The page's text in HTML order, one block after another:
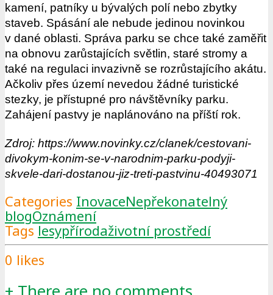
kamení, patníky u bývalých polí nebo zbytky
staveb. Spásání ale nebude jedinou novinkou
v dané oblasti. Správa parku se chce také zaměřit
na obnovu zarůstajících světlin, staré stromy a
také na regulaci invazivně se rozrůstajícího akátu.
Ačkoliv přes území nevedou žádné turistické
stezky, je přístupné pro návštěvníky parku.
Zahájení pastvy je naplánováno na příští rok.
Zdroj: https://www.novinky.cz/clanek/cestovani-
divokym-konim-se-v-narodnim-parku-podyji-
skvele-dari-dostanou-jiz-treti-pastvinu-40493071
Categories InovaceNepřekonatelný
blogOznámení
Tags lesypřírodaživotní prostředí
0 likes